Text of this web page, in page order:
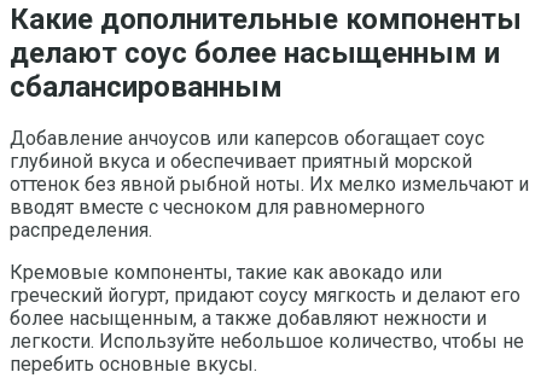
Какие дополнительные компоненты
делают соус более насыщенным и
сбалансированным
Добавление анчоусов или каперсов обогащает соус
глубиной вкуса и обеспечивает приятный морской
оттенок без явной рыбной ноты. Их мелко измельчают и
вводят вместе с чесноком для равномерного
распределения.
Кремовые компоненты, такие как авокадо или
греческий йогурт, придают соусу мягкость и делают его
более насыщенным, а также добавляют нежности и
легкости. Используйте небольшое количество, чтобы не
перебить основные вкусы.